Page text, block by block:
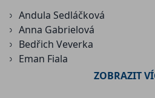
Andula Sedláčková
Anna Gabrielová
Bedřich Veverka
Eman Fiala
ZOBRAZIT